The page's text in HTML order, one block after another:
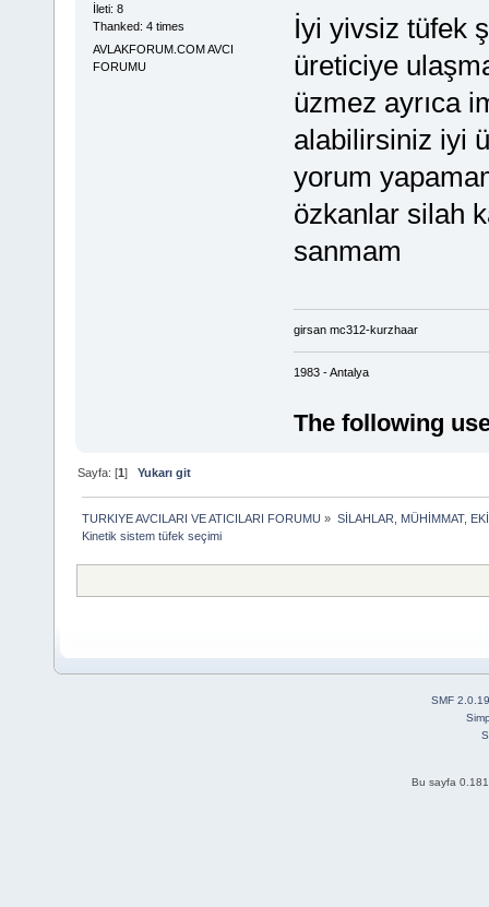
İleti: 8
Thanked: 4 times
AVLAKFORUM.COM AVCI
FORUMU
İyi yivsiz tüfek
üreticiye
üzmez ayrıca
alabilirsiniz iyi
yorum
özkanlar silah
sanmam
girsan mc312-kurzhaar
1983 - Antalya
The following
Sayfa: [1]Yukarı git
TURKIYE AVCILARI VE ATICILARI FORUMU » SİLAHLAR, MÜHİMMAT,
Kinetik sistem tüfek seçimi
SMF 2.0.19
Bu sayfa